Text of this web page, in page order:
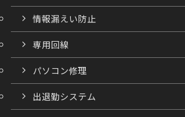
情報漏えい防止
専用回線
パソコン修理
出退勤システム